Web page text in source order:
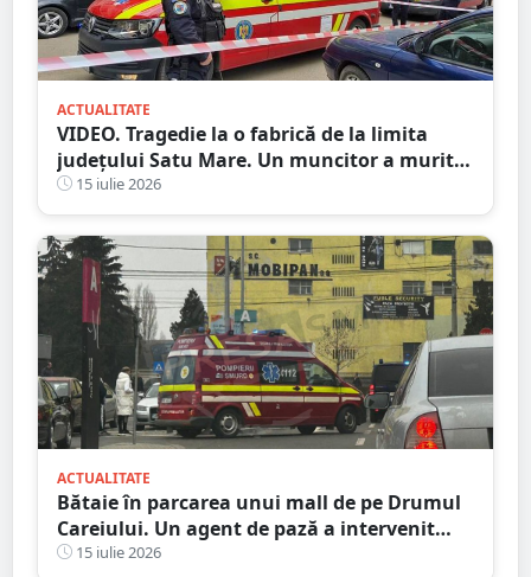
ACTUALITATE
VIDEO. Tragedie la o fabrică de la limita
județului Satu Mare. Un muncitor a murit
după ce o bucată de lemn i-a străpuns
abdomenul
15 iulie 2026
ACTUALITATE
Bătaie în parcarea unui mall de pe Drumul
Careiului. Un agent de pază a intervenit
salvator
15 iulie 2026